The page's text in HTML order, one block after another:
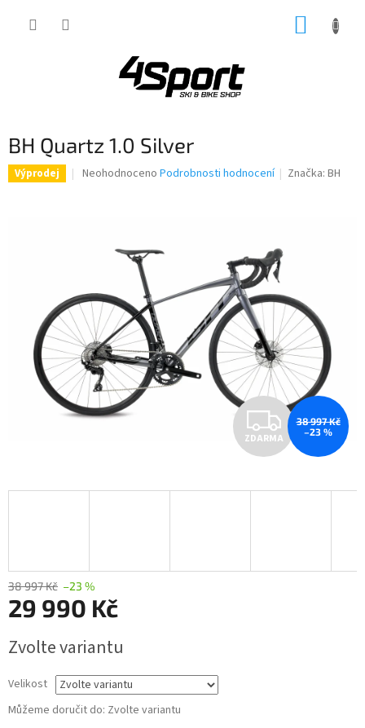
BH Quartz 1.0 Silver
Výprodej
Průměrné
Neohodnoceno Podrobnosti hodnocení Značka:BH
Z
D
A
ZDARMA
38 997 Kč
–23 %
38 997 Kč –23 %
29 990 Kč
cena:
Zvolte variantu
Velikost
Můžeme doručit do: Zvolte variantu